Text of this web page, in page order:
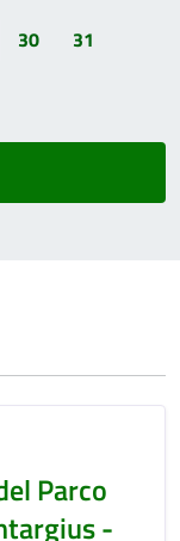
30
31
Parco
-